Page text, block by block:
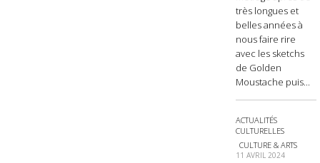
très longues et
belles années à
nous faire rire
avec les sketchs
de Golden
Moustache puis...
ACTUALITÉS
CULTURELLES
CULTURE & ARTS
11 AVRIL 2024